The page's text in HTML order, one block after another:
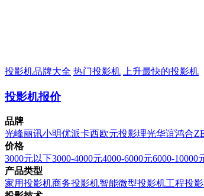
投影机品牌大全 热门投影机 上升最快的投影机
投影机报价
品牌
光峰丽讯小明优派卡西欧元投影理光华谊鸿合
价格
3000元以下3000-4000元4000-6000元6000-10000
产品类型
家用投影机商务投影机智能微型投影机工程投